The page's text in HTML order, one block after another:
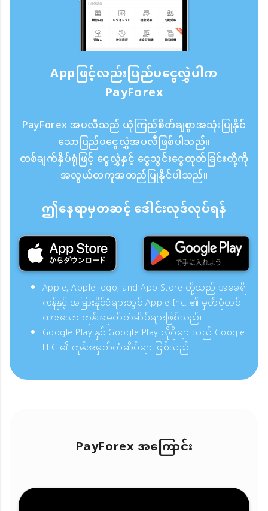
Appဖြင့်လည်းပြည်ပငွေလွှဲပါက
PayForex
PayForex အပလီသည် ယုံကြည်စိတ်ချစွာအသုံးပြုနိုင်
သောပြည်ပငွေလွှဲအပလီဖြစ်ပါသည်။
တစ်ချက်နှိပ်ရုံဖြင့် ငွေလွှဲနှင့် ငွေသွင်းငွေထုတ်ခြင်းတို့ကို
အလွယ်တကူအတည်ပြုနိုင်ပါသည်။
ဤနေရာမှတဆင့် ဒေါင်းလုဒ်လုပ်ရန်
Apple, Apple logo, and App Store တို့သည် အမေရိ
ကန်နှင့် အခြားနိုင်ငံများတွင် Apple Inc. ၏ မှတ်ပုံတင်
ထားသော ကုန်အမှတ်တံဆိပ်များဖြစ်သည်။
Google Play နှင့် Google Play လိုဂိုများသည် Google
LLC ၏ ကုန်အမှတ်တံဆိပ်များဖြစ်သည်။
PayForex အကြောင်း